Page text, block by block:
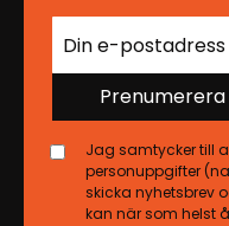
Prenumerera
Jag samtycker till
personuppgifter
skicka nyhetsbrev
kan när som helst